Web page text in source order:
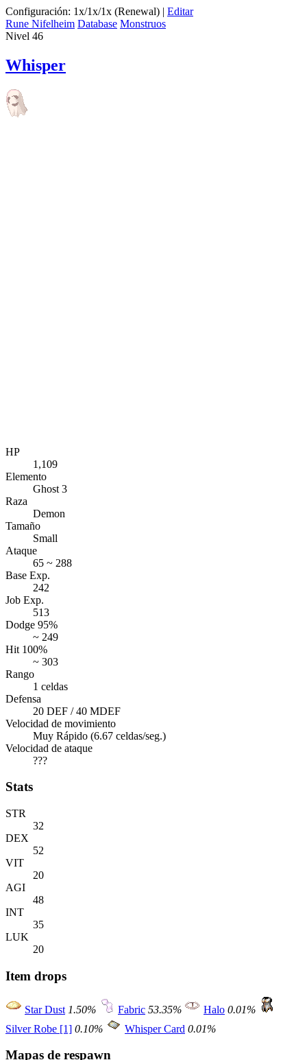
Configuración: 1x/1x/1x (Renewal) | Editar
Rune Nifelheim Database Monstruos
Nivel 46
Whisper
HP
1,109
Elemento
Ghost 3
Raza
Demon
Tamaño
Small
Ataque
65 ~ 288
Base Exp.
242
Job Exp.
513
Dodge 95%
~ 249
Hit 100%
~ 303
Rango
1 celdas
Defensa
20 DEF / 40 MDEF
Velocidad de movimiento
Muy Rápido (6.67 celdas/seg.)
Velocidad de ataque
???
Stats
STR
32
DEX
52
VIT
20
AGI
48
INT
35
LUK
20
Item drops
Star Dust 1.50% Fabric 53.35% Halo 0.01%
Silver Robe [1] 0.10% Whisper Card 0.01%
Mapas de respawn